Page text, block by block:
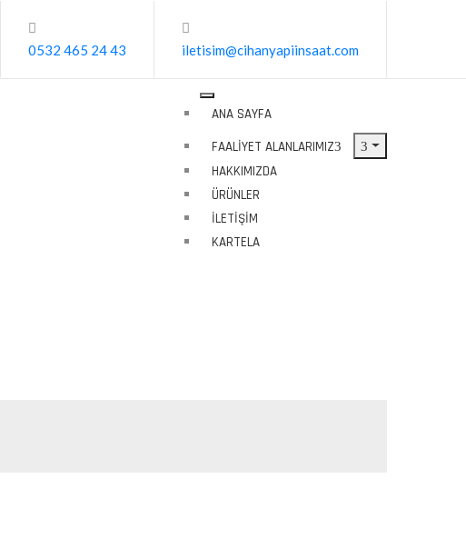
0532 465 24 43 iletisim@cihanyapiinsaat.com
ANA SAYFA
FAALIYET ALANLARIMIZ
HAKKIMIZDA
ÜRÜNLER
İLETIŞIM
KARTELA